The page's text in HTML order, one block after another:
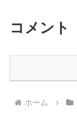
コメント
ホーム